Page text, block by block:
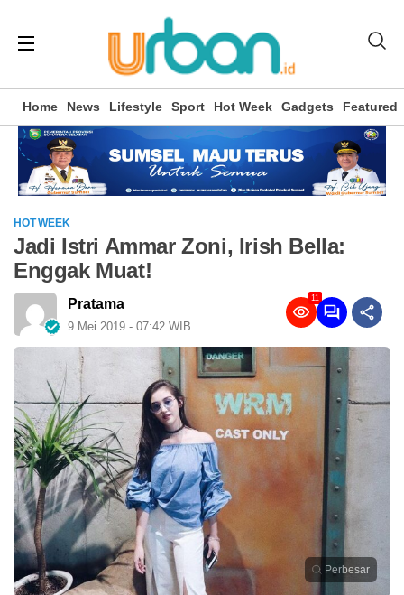
Home News Lifestyle Sport Hot Week Gadgets Featured
HOT WEEK
Jadi Istri Ammar Zoni, Irish Bella:
Enggak Muat!
Pratama
9 Mei 2019 - 07:42 WIB
11
Perbesar